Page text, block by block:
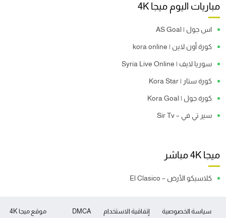
مباريات اليوم ميجا 4K
اس جول | AS Goal
كورة أون لاين | kora online
سوريا لايف | Syria Live Online
كورة ستار | Kora Star
كورة جول | Kora Goal
سير تي في – Sir Tv
ميجا 4K مباشر
كلاسيكو الأرض – El Clasico
موقع ميجا 4K سياسة الخصوصية إتفاقية الاستخدام DMCA